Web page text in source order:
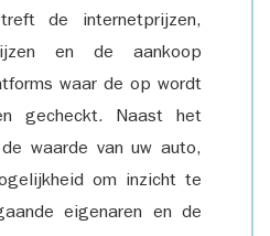
de internetprijzen,
en de aankoop
waar de op wordt
gecheckt. Naast het
waarde van uw auto,
om inzicht te
eigenaren en de